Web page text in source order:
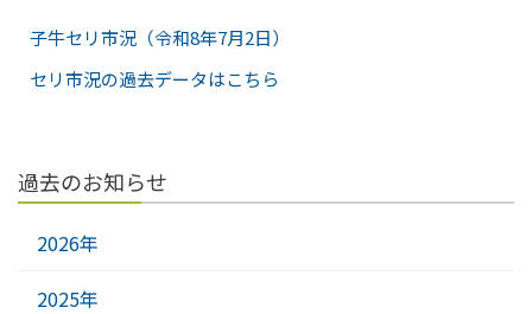
子牛セリ市況（令和8年7月2日）
セリ市況の過去データはこちら
過去のお知らせ
2026年
2025年